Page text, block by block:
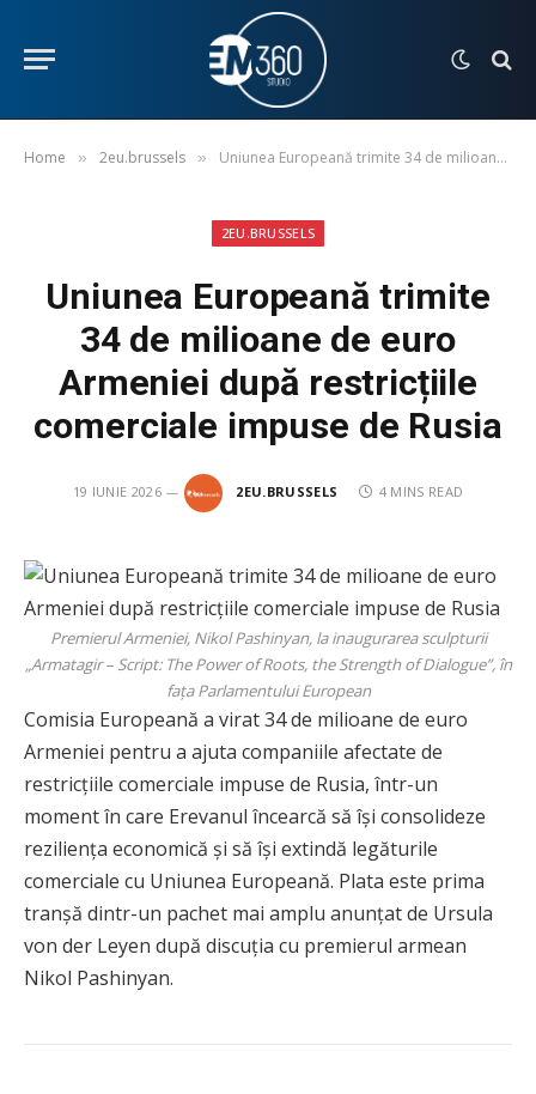
Home » 2eu.brussels » Uniunea Europeană trimite 34 de milioane de euro Armeniei după restricțiile comerciale impuse de Rusia
2EU.BRUSSELS
Uniunea Europeană trimite
34 de milioane de euro
Armeniei după restricțiile
comerciale impuse de Rusia
19 IUNIE 2026 2EU.BRUSSELS 4 MINS READ
Premierul Armeniei, Nikol Pashinyan, la inaugurarea sculpturii
„Armatagir – Script: The Power of Roots, the Strength of Dialogue”, în
fața Parlamentului European
Comisia Europeană a virat 34 de milioane de euro
Armeniei pentru a ajuta companiile afectate de
restricțiile comerciale impuse de Rusia, într-un
moment în care Erevanul încearcă să își consolideze
reziliența economică și să își extindă legăturile
comerciale cu Uniunea Europeană. Plata este prima
tranșă dintr-un pachet mai amplu anunțat de Ursula
von der Leyen după discuția cu premierul armean
Nikol Pashinyan.